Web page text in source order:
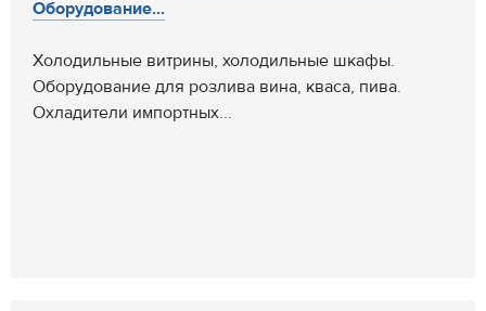
Оборудование...
Холодильные витрины, холодильные шкафы.
Оборудование для розлива вина, кваса, пива.
Охладители импортных...